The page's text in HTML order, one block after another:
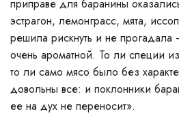
приправе для баранины
эстрагон, лемонграсс, мята,
решила рискнуть и не прогадала
очень ароматной. То ли специи
то ли само мясо было без
довольны все: и поклонники
ее на дух не переносит».